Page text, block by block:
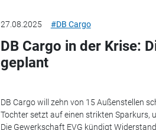
27.08.2025 #DB Cargo
DB Cargo in der Krise:
geplant
DB Cargo will zehn von 15 Außenstellen
Tochter setzt auf einen strikten Sparkurs,
Die Gewerkschaft EVG kündigt Widerstand